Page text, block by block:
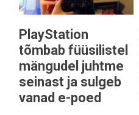
PlayStation
tõmbab füüsilistel
mängudel juhtme
seinast ja sulgeb
vanad e-poed